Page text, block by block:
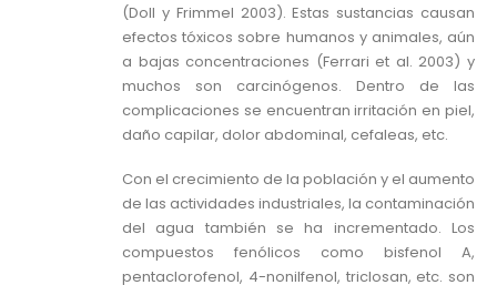
(Doll y Frimmel 2003). Estas sustancias causan
efectos tóxicos sobre humanos y animales, aún
a bajas concentraciones (Ferrari et al. 2003) y
muchos son carcinógenos. Dentro de las
complicaciones se encuentran irritación en piel,
daño capilar, dolor abdominal, cefaleas, etc.
Con el crecimiento de la población y el aumento
de las actividades industriales, la contaminación
del agua también se ha incrementado. Los
compuestos fenólicos como bisfenol A,
pentaclorofenol, 4-nonilfenol, triclosan, etc. son